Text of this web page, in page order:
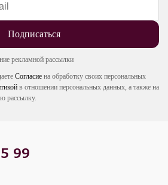
Подписаться
рекламной рассылки
Согласие на обработку своих персональных
в отношении персональных данных, а также на
рассылку.
99